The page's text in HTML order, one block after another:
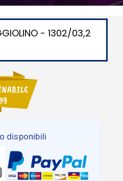
- 1302/03,2
disponibili